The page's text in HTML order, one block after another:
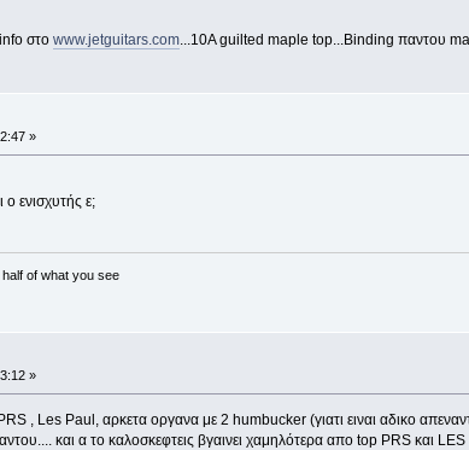
στο www.jetguitars.com...10Α guilted maple top...Binding παντου
»
ο ενισχυτής ε;
of what you see
»
, Les Paul, αρκετα οργανα με 2 humbucker (γιατι ειναι αδικο
και α το καλοσκεφτεις βγαινει χαμηλότερα απο top PRS και LES